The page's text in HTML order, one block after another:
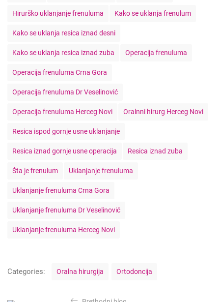
Hirurško uklanjanje frenuluma Kako se uklanja frenulum
Kako se uklanja resica iznad desni
Kako se uklanja resica iznad zuba Operacija frenuluma
Operacija frenuluma Crna Gora
Operacija frenuluma Dr Veselinović
Operacija frenuluma Herceg Novi Oralnni hirurg Herceg Novi
Resica ispod gornje usne uklanjanje
Resica iznad gornje usne operacija Resica iznad zuba
Šta je frenulum Uklanjanje frenuluma
Uklanjanje frenuluma Crna Gora
Uklanjanje frenuluma Dr Veselinović
Uklanjanje frenuluma Herceg Novi
Categories: Oralna hirurgija Ortodoncija